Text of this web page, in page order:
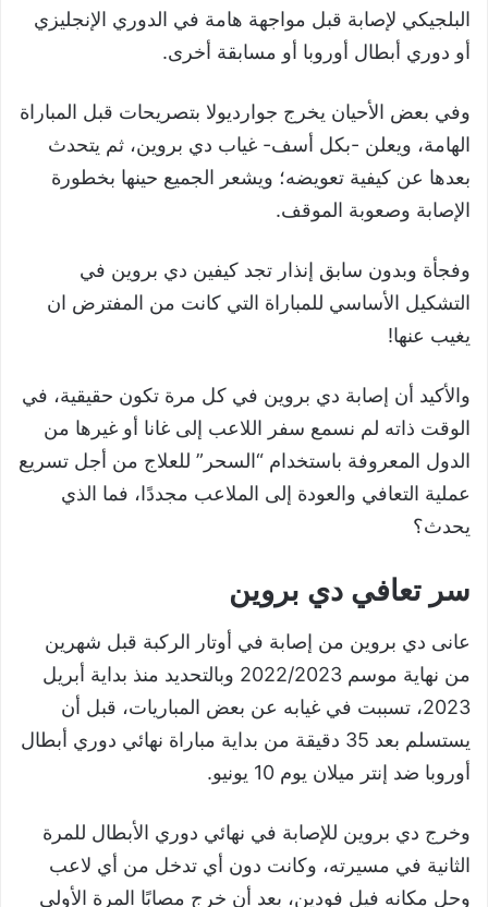
البلجيكي لإصابة قبل مواجهة هامة في الدوري الإنجليزي
أو دوري أبطال أوروبا أو مسابقة أخرى.
وفي بعض الأحيان يخرج جوارديولا بتصريحات قبل المباراة
الهامة، ويعلن -بكل أسف- غياب دي بروين، ثم يتحدث
بعدها عن كيفية تعويضه؛ ويشعر الجميع حينها بخطورة
الإصابة وصعوبة الموقف.
وفجأة وبدون سابق إنذار تجد كيفين دي بروين في
التشكيل الأساسي للمباراة التي كانت من المفترض ان
يغيب عنها!
والأكيد أن إصابة دي بروين في كل مرة تكون حقيقية، في
الوقت ذاته لم نسمع سفر اللاعب إلى غانا أو غيرها من
الدول المعروفة باستخدام “السحر” للعلاج من أجل تسريع
عملية التعافي والعودة إلى الملاعب مجددًا، فما الذي
يحدث؟
سر تعافي دي بروين
عانى دي بروين من إصابة في أوتار الركبة قبل شهرين
من نهاية موسم 2022/2023 وبالتحديد منذ بداية أبريل
2023، تسببت في غيابه عن بعض المباريات، قبل أن
يستسلم بعد 35 دقيقة من بداية مباراة نهائي دوري أبطال
أوروبا ضد إنتر ميلان يوم 10 يونيو.
وخرج دي بروين للإصابة في نهائي دوري الأبطال للمرة
الثانية في مسيرته، وكانت دون أي تدخل من أي لاعب
وحل مكانه فيل فودين، بعد أن خرج مصابًا المرة الأولى